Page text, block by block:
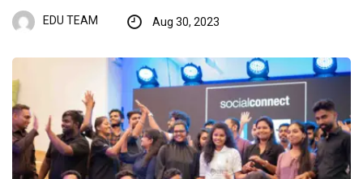
EDU TEAM Aug 30, 2023